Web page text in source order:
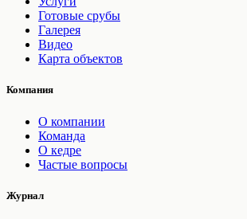
Готовые срубы
Галерея
Видео
Карта объектов
Компания
О компании
Команда
О кедре
Частые вопросы
Журнал